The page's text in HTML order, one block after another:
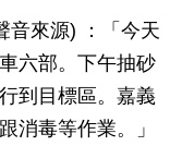
音來源) ：「今天
六部。下午抽砂
到目標區。嘉義
消毒等作業。」